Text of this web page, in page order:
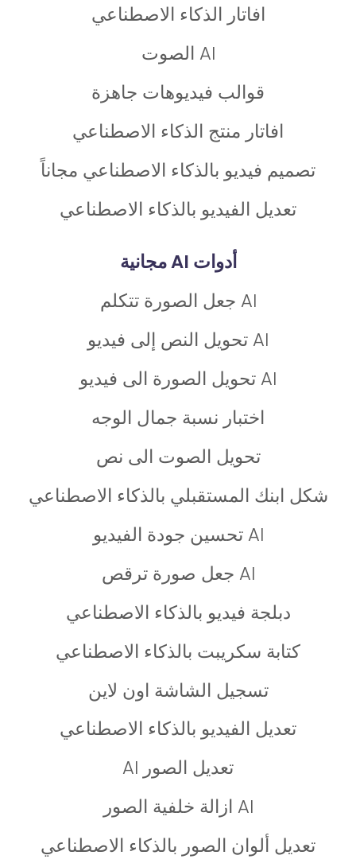
افاتار الذكاء الاصطناعي
AI الصوت
قوالب فيديوهات جاهزة
افاتار منتج الذكاء الاصطناعي
تصميم فيديو بالذكاء الاصطناعي مجاناً
تعديل الفيديو بالذكاء الاصطناعي
أدوات AI مجانية
AI جعل الصورة تتكلم
AI تحويل النص إلى فيديو
AI تحويل الصورة الى فيديو
اختبار نسبة جمال الوجه
تحويل الصوت الى نص
شكل ابنك المستقبلي بالذكاء الاصطناعي
AI تحسين جودة الفيديو
AI جعل صورة ترقص
دبلجة فيديو بالذكاء الاصطناعي
كتابة سكريبت بالذكاء الاصطناعي
تسجيل الشاشة اون لاين
تعديل الفيديو بالذكاء الاصطناعي
تعديل الصور AI
AI ازالة خلفية الصور
تعديل ألوان الصور بالذكاء الاصطناعي